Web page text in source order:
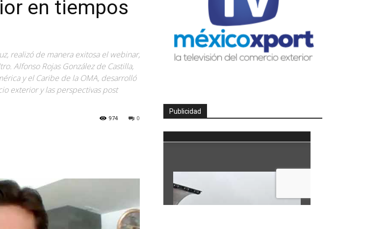
en tiempos
realizó de manera exitosa el webinar,
Alfonso Rojas González de Castilla,
y el Caribe de la OMA, desarrolló
exterior y las perspectivas post
0
974
Publicidad